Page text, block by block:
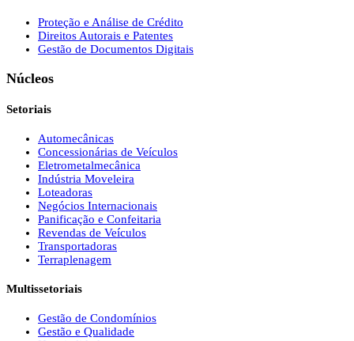
Proteção e Análise de Crédito
Direitos Autorais e Patentes
Gestão de Documentos Digitais
Núcleos
Setoriais
Automecânicas
Concessionárias de Veículos
Eletrometalmecânica
Indústria Moveleira
Loteadoras
Negócios Internacionais
Panificação e Confeitaria
Revendas de Veículos
Transportadoras
Terraplenagem
Multissetoriais
Gestão de Condomínios
Gestão e Qualidade